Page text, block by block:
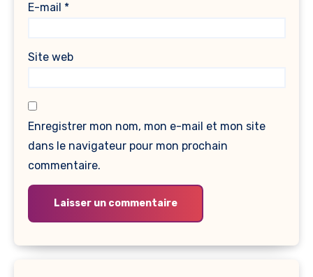
E-mail *
Site web
Enregistrer mon nom, mon e-mail et mon site
dans le navigateur pour mon prochain
commentaire.